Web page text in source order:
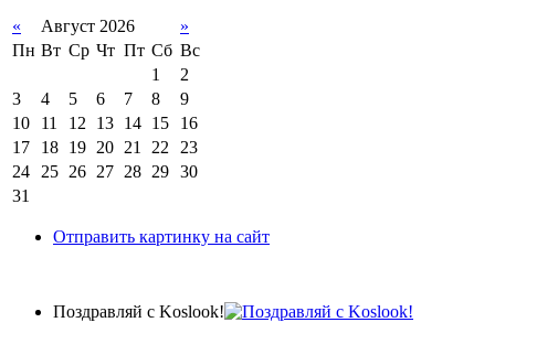
« Август 2026
»
Пн Вт Ср Чт Пт Сб Вс
1
2
3
4 5 6 7 8
9
10
11 12 13 14 15
16
17
18 19 20 21 22
23
24
25 26 27 28 29 30
31
Отправить картинку на сайт
Поздравляй с Koslook!